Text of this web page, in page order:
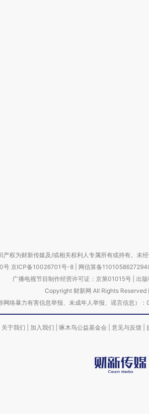
产权为财新传媒及/或相关权利人专属所有或持有。未
号 京ICP备10026701号-8 网信算备
广播电视节目制作经营许可证：京第01015号| 出
Copyright 财新网 All Rights Reserved
网络暴力有害信息举报、未成年人举报、谣言信息
关于我们 加入我们 啄木鸟公益基金会 意见与反馈